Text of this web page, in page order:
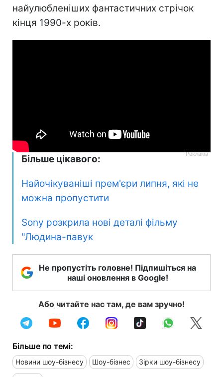
найулюбленіших фантастичних стрічок
кінця 1990-х років.
Більше цікавого:
Найочікуваніші прем'єри липня, які не
можна пропустити
Sony розкрила нові деталі фільму
"Людина-павук
Не пропустіть головне! Підпишіться на
наші оновлення в Google!
Або читайте нас там, де вам зручно!
Більше по темі:
Новини шоу-бізнесу Шоу-бізнес Зірки шоу-бізнесу